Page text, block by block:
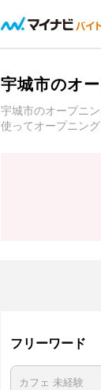
宇城市のオ
宇城市のオープニ
使ってオープニン
フリーワード